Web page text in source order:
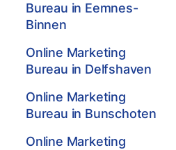
Bureau in Eemnes-
Binnen
Online Marketing
Bureau in Delfshaven
Online Marketing
Bureau in Bunschoten
Online Marketing